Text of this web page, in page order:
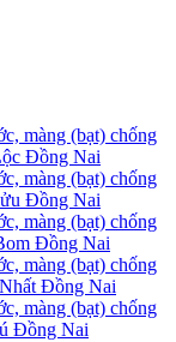
màng (bạt) chống
Đồng Nai
màng (bạt) chống
Đồng Nai
màng (bạt) chống
Đồng Nai
màng (bạt) chống
Đồng Nai
màng (bạt) chống
Đồng Nai